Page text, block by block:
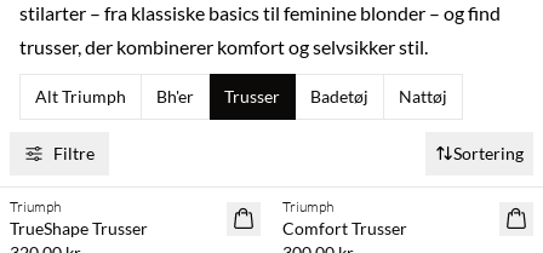
stilarter – fra klassiske basics til feminine blonder – og find
trusser, der kombinerer komfort og selvsikker stil.
Alt Triumph Bh'er Trusser Badetøj Nattøj
Filtre Sortering
Triumph
TrueShape Trusser
Triumph
Comfort Trusser